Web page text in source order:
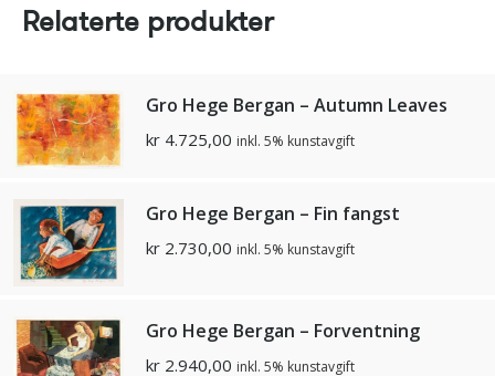
Relaterte produkter
Gro Hege Bergan – Autumn Leaves
kr 4.725,00 inkl. 5% kunstavgift
Gro Hege Bergan – Fin fangst
kr 2.730,00 inkl. 5% kunstavgift
Gro Hege Bergan – Forventning
kr 2.940,00 inkl. 5% kunstavgift